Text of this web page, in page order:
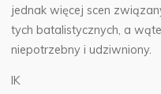
jednak więcej scen
tych batalistycznych, a
niepotrzebny i udziwniony.
IK